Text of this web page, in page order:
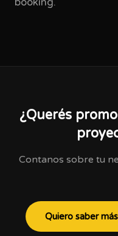
booking.
¿Querés
Contanos sobre tu
Quiero saber más